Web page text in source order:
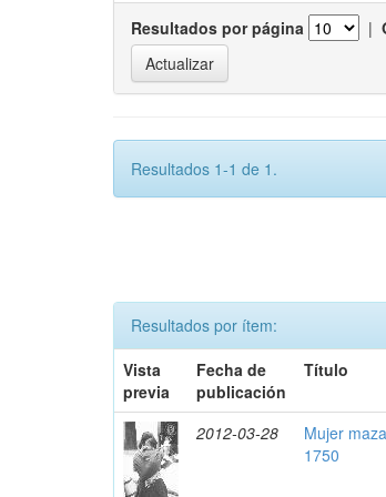
Resultados por página |
Resultados 1-1 de 1.
Resultados por ítem:
Vista
previa
Fecha de
publicación
Título
2012-03-28
Mujer
1750